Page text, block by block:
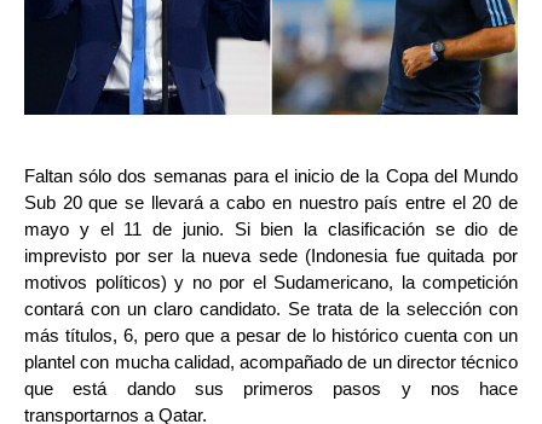
Faltan sólo dos semanas para el inicio de la Copa del Mundo
Sub 20 que se llevará a cabo en nuestro país entre el 20 de
mayo y el 11 de junio. Si bien la clasificación se dio de
imprevisto por ser la nueva sede (Indonesia fue quitada por
motivos políticos) y no por el Sudamericano, la competición
contará con un claro candidato. Se trata de la selección con
más títulos, 6, pero que a pesar de lo histórico cuenta con un
plantel con mucha calidad, acompañado de un director técnico
que está dando sus primeros pasos y nos hace
transportarnos a Qatar.